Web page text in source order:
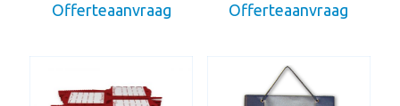
Offerteaanvraag Offerteaanvraag